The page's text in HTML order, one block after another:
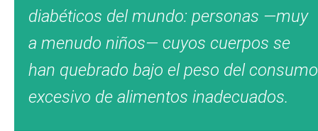
diabéticos del mundo: personas —muy
a menudo niños— cuyos cuerpos se
han quebrado bajo el peso del consumo
excesivo de alimentos inadecuados.